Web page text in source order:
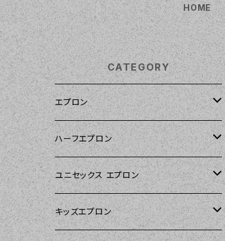
HOME
CATEGORY
エプロン
Kitsch'n Glam（キッチングラム）
Sierra Rose（シエラローズ）
Tarantinalovers（タランティーナ ラバー
ズ）
ハーフエプロン
Sierra Rose（シエラローズ）
ユニセックス エプロン
DII（ディーアイアイ）
キッズエプロン